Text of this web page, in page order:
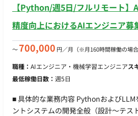
【Python/週5日/フルリモート】
精度向上におけるAIエンジニア募
〜700,000 円／月 （※月160時間稼働の場合
職種： AIエンジニア・機械学習エンジニアス
最低稼働日数： 週5日
■ 具体的な業務内容 PythonおよびLLM
ントシステムの開発全般（設計〜テス